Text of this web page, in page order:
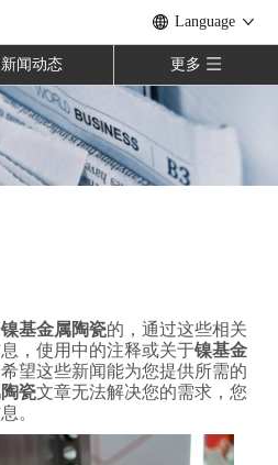
Language
新闻动态 更多
镍基金属陶瓷的，通过这些相关
，使用中的注释或关于镍基金
望这些新闻能为您提供所需的
瓷文章无法解决您的需求，您
。